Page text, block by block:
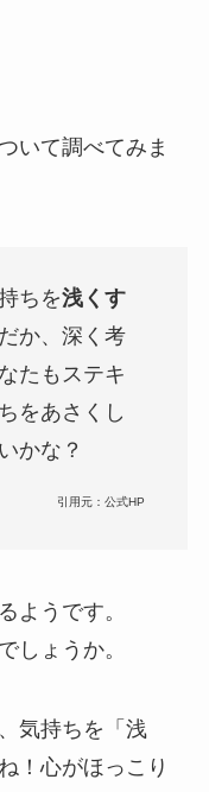
いて調べてみま
ちを浅く す
か、深く考
たもステキ
をあさくし
かな？
引用元：公式HP
ようです。
しょうか。
気持ちを「浅
！心がほっこり